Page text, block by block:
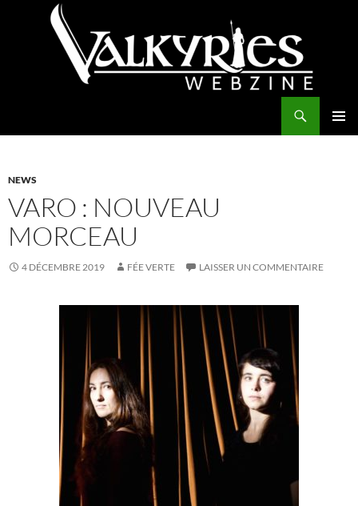
NEWS
VARO : NOUVEAU
MORCEAU
4 DÉCEMBRE 2019 FÉE VERTE LAISSER UN COMMENTAIRE